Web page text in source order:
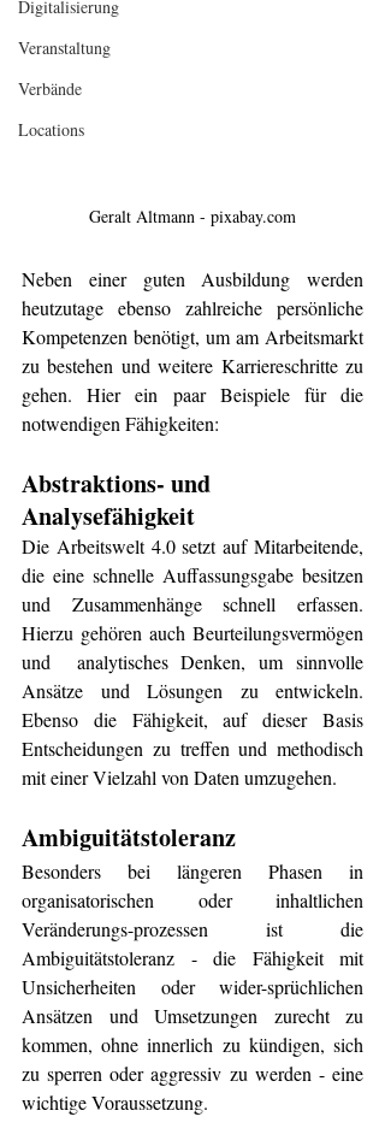
Digitalisierung
Veranstaltung
Verbände
Locations
Geralt Altmann - pixabay.com
Neben einer guten Ausbildung werden
heutzutage ebenso zahlreiche persönliche
Kompetenzen benötigt, um am Arbeitsmarkt
zu bestehen und weitere Karriereschritte zu
gehen. Hier ein paar Beispiele für die
notwendigen Fähigkeiten:
Abstraktions- und
Analysefähigkeit
Die Arbeitswelt 4.0 setzt auf Mitarbeitende,
die eine schnelle Auffassungsgabe besitzen
und Zusammenhänge schnell erfassen.
Hierzu gehören auch Beurteilungsvermögen
und  analytisches Denken, um sinnvolle
Ansätze und Lösungen zu entwickeln.
Ebenso die Fähigkeit, auf dieser Basis
Entscheidungen zu treffen und methodisch
mit einer Vielzahl von Daten umzugehen.
Ambiguitätstoleranz
Besonders bei längeren Phasen in
organisatorischen oder inhaltlichen
Veränderungs-prozessen ist die
Ambiguitätstoleranz - die Fähigkeit mit
Unsicherheiten oder wider-sprüchlichen
Ansätzen und Umsetzungen zurecht zu
kommen, ohne innerlich zu kündigen, sich
zu sperren oder aggressiv zu werden - eine
wichtige Voraussetzung.